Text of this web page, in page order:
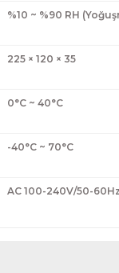
%10 ~ %90 RH
225 × 120 × 35
0°C ~ 40°C
-40°C ~ 70°C
AC 100-240V/50-60Hz